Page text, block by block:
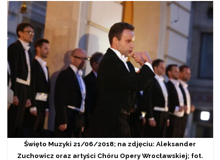
Święto Muzyki 21/06/2018; na zdjęciu: Aleksander
Zuchowicz oraz artyści Chóru Opery Wrocławskiej; fot.